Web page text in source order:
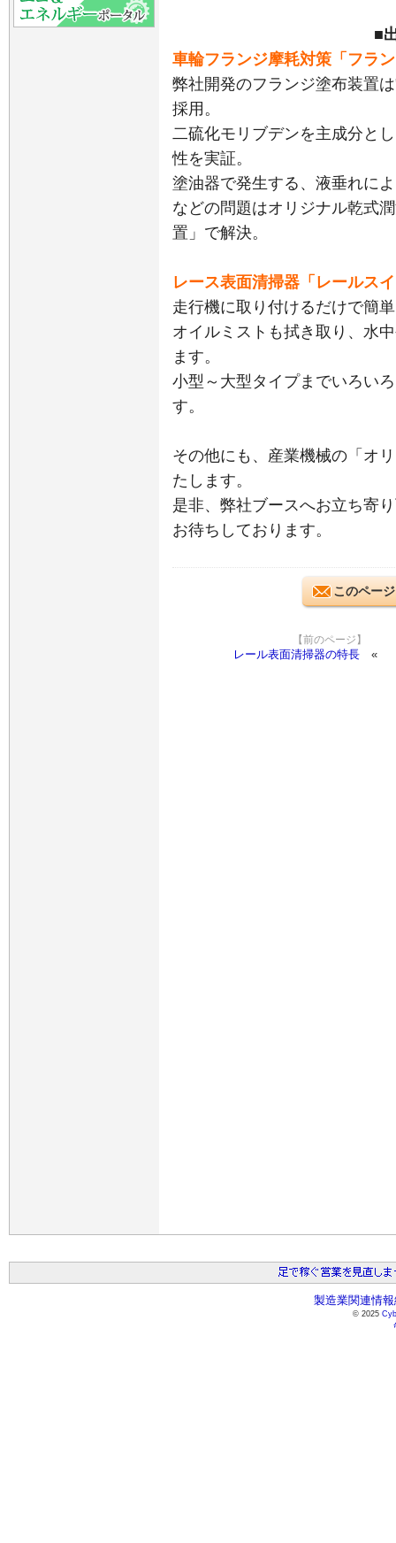
■
車輪フランジ摩耗対策「フラ
弊社開発のフランジ塗布装置
採用。
二硫化モリブデンを主成分と
性を実証。
塗油器で発生する、液垂れに
などの問題はオリジナル乾式
置」で解決。
レース表面清掃器「レールス
走行機に取り付けるだけで簡
オイルミストも拭き取り、水
ます。
小型～大型タイプまでいろい
す。
その他にも、産業機械の「オ
たします。
是非、弊社ブースへお立ち寄
お待ちしております。
このペー
【前のページ】
レール表面清掃器の特長
製造業関連情
© 2025